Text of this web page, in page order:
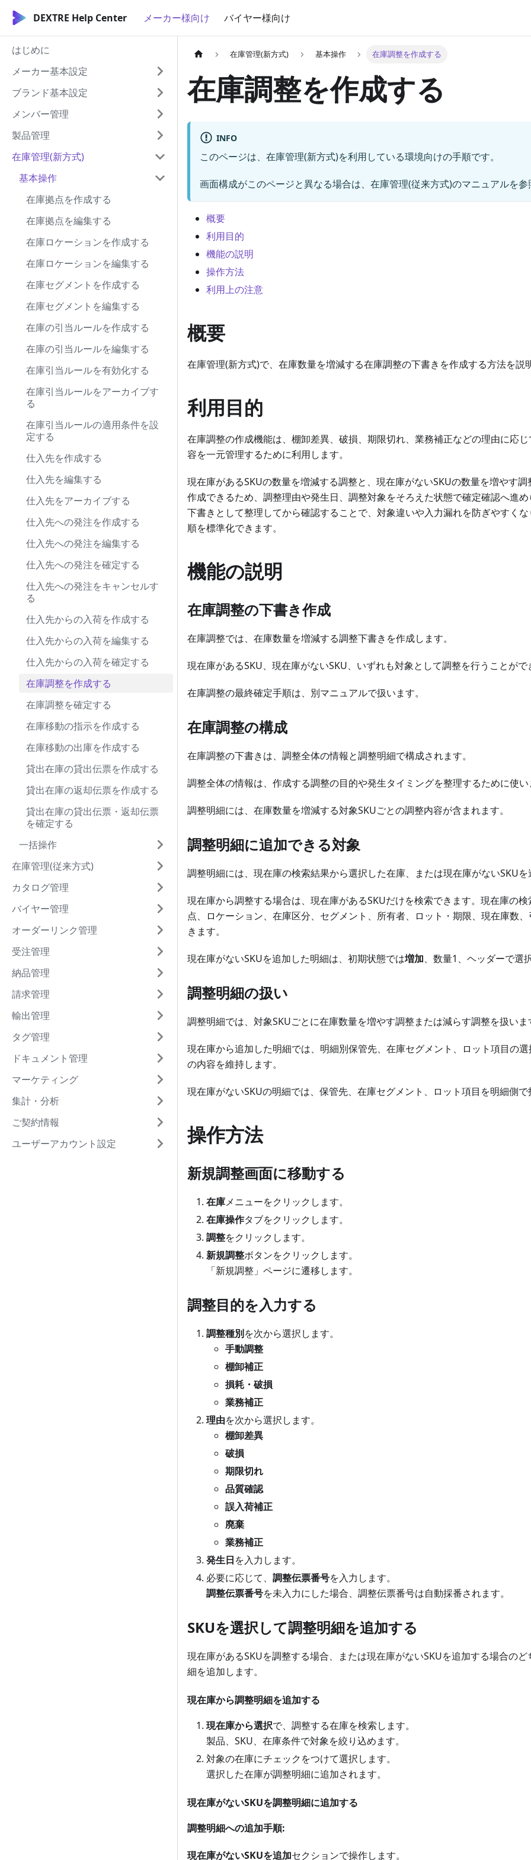
DEXTRE Help Center メーカー様向け バイヤー様向け
はじめに
メーカー基本設定
ブランド基本設定
メンバー管理
製品管理
在庫管理(新方式)
基本操作
在庫拠点を作成する
在庫拠点を編集する
在庫ロケーションを作成する
在庫ロケーションを編集する
在庫セグメントを作成する
在庫セグメントを編集する
在庫の引当ルールを作成する
在庫の引当ルールを編集する
在庫引当ルールを有効化する
在庫引当ルールをアーカイブす
る
在庫引当ルールの適用条件を設
定する
仕入先を作成する
仕入先を編集する
仕入先をアーカイブする
仕入先への発注を作成する
仕入先への発注を編集する
仕入先への発注を確定する
仕入先への発注をキャンセルす
る
仕入先からの入荷を作成する
仕入先からの入荷を編集する
仕入先からの入荷を確定する
在庫調整を作成する
在庫調整を確定する
在庫移動の指示を作成する
在庫移動の出庫を作成する
貸出在庫の貸出伝票を作成する
貸出在庫の返却伝票を作成する
貸出在庫の貸出伝票・返却伝票
を確定する
一括操作
在庫管理(従来方式)
カタログ管理
バイヤー管理
オーダーリンク管理
受注管理
納品管理
請求管理
輸出管理
タグ管理
ドキュメント管理
マーケティング
集計・分析
ご契約情報
ユーザーアカウント設定
在庫管理(新方式) 基本操作 在庫調整を作成する
在庫調整を作成する
INFO
このページは、在庫管理(新方式)を利用している環境向けの手順です。
画面構成がこのページと異なる場合は、在庫管理(従来方式)のマニュアルを参
概要
利用目的
機能の説明
操作方法
利用上の注意
概要
在庫管理(新方式)で、在庫数量を増減する在庫調整の下書きを作成する方法を説
利用目的
在庫調整の作成機能は、棚卸差異、破損、期限切れ、業務補正などの理由に応
容を一元管理するために利用します。
現在庫があるSKUの数量を増減する調整と、現在庫がないSKUの数量を増やす
作成できるため、調整理由や発生日、調整対象をそろえた状態で確定確認へ進
下書きとして整理してから確認することで、対象違いや入力漏れを防ぎやすく
順を標準化できます。
機能の説明
在庫調整の下書き作成
在庫調整では、在庫数量を増減する調整下書きを作成します。
現在庫があるSKU、現在庫がないSKU、いずれも対象として調整を行うことがで
在庫調整の最終確定手順は、別マニュアルで扱います。
在庫調整の構成
在庫調整の下書きは、調整全体の情報と調整明細で構成されます。
調整全体の情報は、作成する調整の目的や発生タイミングを整理するために使い
調整明細には、在庫数量を増減する対象SKUごとの調整内容が含まれます。
調整明細に追加できる対象
調整明細には、現在庫の検索結果から選択した在庫、または現在庫がないSKUを
現在庫から調整する場合は、現在庫があるSKUだけを検索できます。現在庫の
点、ロケーション、在庫区分、セグメント、所有者、ロット・期限、現在庫数
きます。
現在庫がないSKUを追加した明細は、初期状態では増加、数量1、ヘッダーで選
調整明細の扱い
調整明細では、対象SKUごとに在庫数量を増やす調整または減らす調整を扱いま
現在庫から追加した明細では、明細別保管先、在庫セグメント、ロット項目の
の内容を維持します。
現在庫がないSKUの明細では、保管先、在庫セグメント、ロット項目を明細側で
操作方法
新規調整画面に移動する
在庫メニューをクリックします。
在庫操作タブをクリックします。
調整をクリックします。
新規調整ボタンをクリックします。
「新規調整」ページに遷移します。
調整目的を入力する
調整種別を次から選択します。
手動調整
棚卸補正
損耗・破損
業務補正
理由を次から選択します。
棚卸差異
破損
期限切れ
品質確認
誤入荷補正
廃棄
業務補正
発生日を入力します。
必要に応じて、 調整伝票番号を入力します。
調整伝票番号を未入力にした場合、調整伝票番号は自動採番されます。
SKUを選択して調整明細を追加する
現在庫があるSKUを調整する場合、または現在庫がないSKUを追加する場合の
細を追加します。
現在庫から調整明細を追加する
現在庫から選択で、調整する在庫を検索します。
製品、SKU、在庫条件で対象を絞り込めます。
対象の在庫にチェックをつけて選択します。
選択した在庫が調整明細に追加されます。
現在庫がないSKUを調整明細に追加する
調整明細への追加手順:
現在庫がないSKUを追加セクションで操作します。